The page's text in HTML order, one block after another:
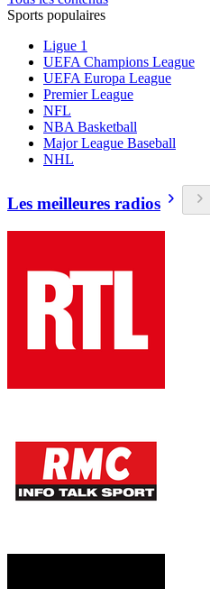
Sports populaires
Ligue 1
UEFA Champions League
UEFA Europa League
Premier League
NFL
NBA Basketball
Major League Baseball
NHL
Les meilleures radios